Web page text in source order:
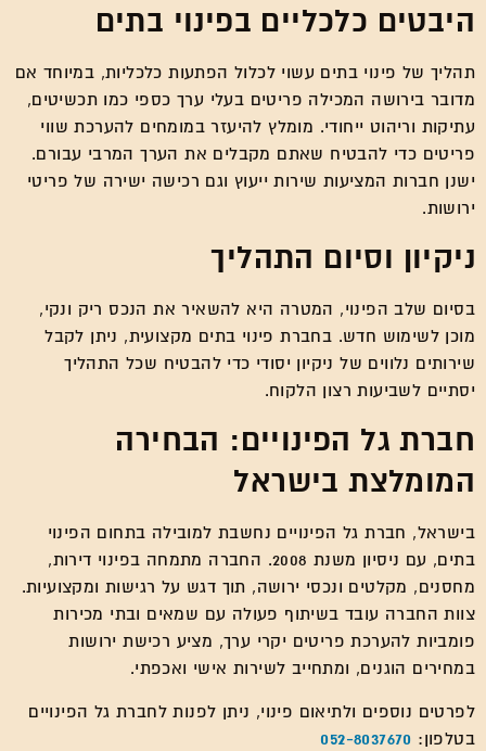
היבטים כלכליים בפינוי בתים
תהליך של פינוי בתים עשוי לכלול הפתעות כלכליות, במיוחד אם
מדובר בירושה המכילה פריטים בעלי ערך כספי כמו תכשיטים,
עתיקות וריהוט ייחודי. מומלץ להיעזר במומחים להערכת שווי
פריטים כדי להבטיח שאתם מקבלים את הערך המרבי עבורם.
ישנן חברות המציעות שירות ייעוץ וגם רכישה ישירה של פריטי
ירושות.
ניקיון וסיום התהליך
בסיום שלב הפינוי, המטרה היא להשאיר את הנכס ריק ונקי,
מוכן לשימוש חדש. בחברת פינוי בתים מקצועית, ניתן לקבל
שירותים נלווים של ניקיון יסודי כדי להבטיח שכל התהליך
יסתיים לשביעות רצון הלקוח.
חברת גל הפינויים: הבחירה
המומלצת בישראל
בישראל, חברת גל הפינויים נחשבת למובילה בתחום הפינוי
בתים, עם ניסיון משנת 2008. החברה מתמחה בפינוי דירות,
מחסנים, מקלטים ונכסי ירושה, תוך דגש על רגישות ומקצועיות.
צוות החברה עובד בשיתוף פעולה עם שמאים ובתי מכירות
פומביות להערכת פריטים יקרי ערך, מציע רכישת ירושות
במחירים הוגנים, ומתחייב לשירות אישי ואכפתי.
לפרטים נוספים ולתיאום פינוי, ניתן לפנות לחברת גל הפינויים
בטלפון: 052-8037670